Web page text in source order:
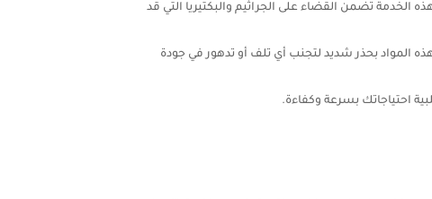
تضمن القضاء على الجراثيم والبكتيريا التي قد
المواد بحذر شديد لتجنب أي تلف أو تدهور في جودة
احتياجاتك بسرعة وكفاءة.